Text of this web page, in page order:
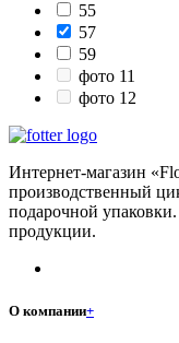
55
57
59
фото 11
фото 12
Интернет-магазин
производственный
подарочной
продукции.
О компании+